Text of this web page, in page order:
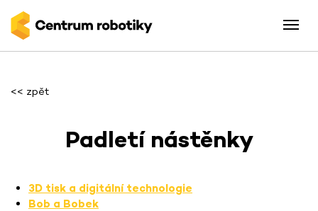
<< zpět
Padletí nástěnky
3D tisk a digitální technologie
Bob a Bobek